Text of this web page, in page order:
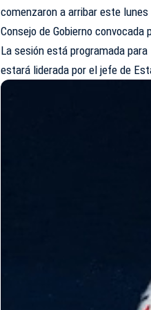
comenzaron a arribar este
Consejo de Gobierno
La sesión está programada
estará liderada por el jefe de